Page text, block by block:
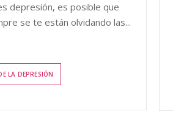
depresión, es posible que
se te están olvidando las...
LA DEPRESIÓN